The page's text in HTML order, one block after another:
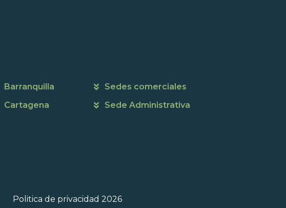
Barranquilla
Cartagena
Sedes comerciales
Sede Administrativa
Politica de privacidad 2026